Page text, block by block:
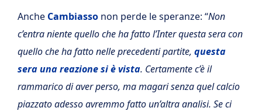
Anche Cambiasso non perde le speranze: “Non
c’entra niente quello che ha fatto l’Inter questa sera con
quello che ha fatto nelle precedenti partite, questa
sera una reazione si è vista. Certamente c’è il
rammarico di aver perso, ma magari senza quel calcio
piazzato adesso avremmo fatto un’altra analisi. Se ci